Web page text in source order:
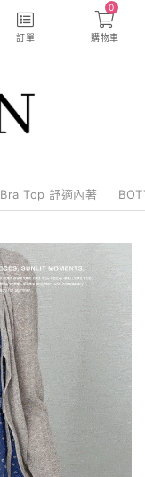
訂單
0
購物車
Bra Top 舒適內著